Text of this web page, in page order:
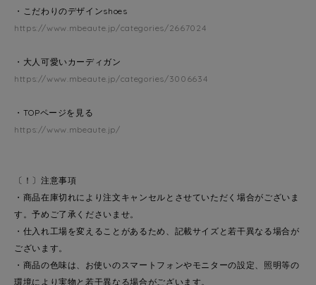
・こだわりのデザインshoes
https://www.mbeaute.jp/categories/2667024
・大人可愛いカーディガン
https://www.mbeaute.jp/categories/3006634
・TOPページを見る
https://www.mbeaute.jp/
〔！〕注意事項
・商品在庫切れにより注文キャンセルとさせていただく場合がございま
す。予めご了承くださいませ。
・仕入れ工場を変えることがあるため、記載サイズと若干異なる場合が
ございます。
・商品の色味は、お使いのスマートフォンやモニターの設定、照明等の
環境により実物と若干異なる場合がございます。